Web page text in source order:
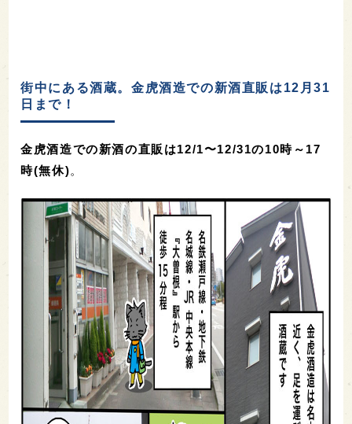
街中にある酒蔵。金虎酒造での新酒直販は12月31
日まで！
金虎酒造での新酒の直販は12/1〜12/31の10時～17
時(無休)。